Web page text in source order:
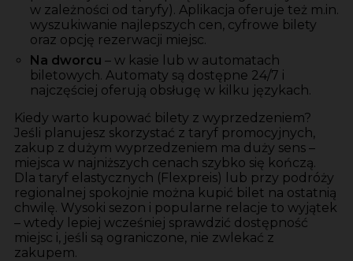
w zależności od taryfy). Aplikacja oferuje też m.in.
wyszukiwanie najlepszych cen, cyfrowe bilety
oraz opcję rezerwacji miejsc.
Na dworcu – w kasie lub w automatach
biletowych. Automaty są dostępne 24/7 i
najczęściej oferują obsługę w kilku językach.
Kiedy warto kupować bilety z wyprzedzeniem?
Jeśli planujesz skorzystać z taryf promocyjnych,
zakup z dużym wyprzedzeniem ma duży sens –
miejsca w najniższych cenach szybko się kończą.
Dla taryf elastycznych (Flexpreis) lub przy podróży
regionalnej spokojnie można kupić bilet na ostatnią
chwilę. Wysoki sezon i popularne relacje to wyjątek
– wtedy lepiej wcześniej sprawdzić dostępność
miejsc i, jeśli są ograniczone, nie zwlekać z
zakupem.